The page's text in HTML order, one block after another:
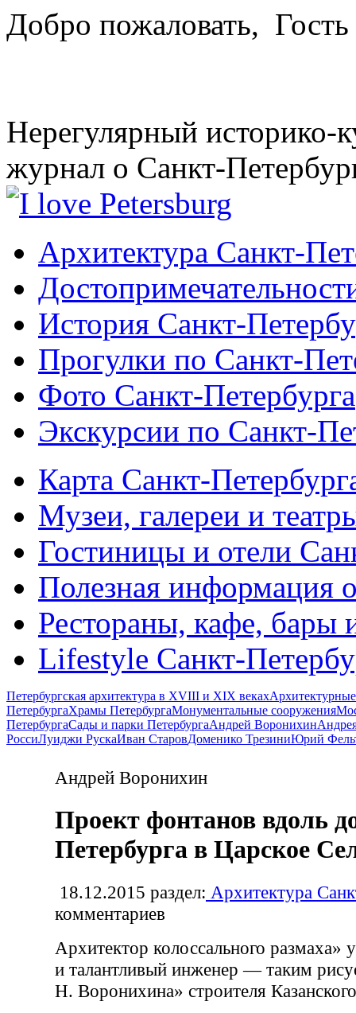
Добро пожаловать, Гость
Нерегулярный историко-
журнал о Санкт-
Архитектура Санкт-
История Санкт-
Прогулки по Санкт-
Фото Санкт-Петербурга
Экскурсии по Санкт-
Карта Санкт-
Музеи, галереи и
Гостиницы и отели
Полезная информация
Рестораны, кафе, бары
Lifestyle Санкт-
Петербургская архитектура в XVIII и XIX веках
ПетербургаХрамы ПетербургаМонументальные сооружения
ПетербургаСады и парки ПетербургаАндрей Воронихин
РоссиЛуиджи РускаИван СтаровДоменико ТрезиниЮрий
Андрей Воронихин
Проект фонтанов вдоль
Петербурга в Царское
18.12.2015 раздел: Архитектура
комментариев
Архитектор колоссального размаха»
и талантливый инженер — таким
Н. Воронихина» строителя